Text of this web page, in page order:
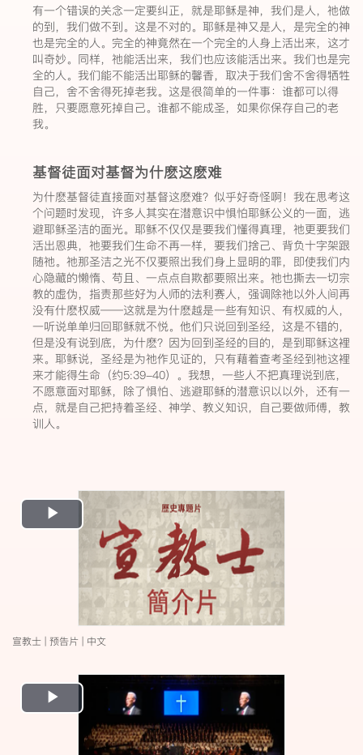
有一个错误的关念一定要纠正，就是耶稣是神，我们是人，祂做
的到，我们做不到。这是不对的。耶稣是神又是人，是完全的神
也是完全的人。完全的神竟然在一个完全的人身上活出来，这才
叫奇妙。同样，祂能活出来，我们也应该能活出来。我们也是完
全的人。我们能不能活出耶稣的馨香，取决于我们舍不舍得牺牲
自己，舍不舍得死掉老我。这是很简单的一件事：谁都可以得
胜，只要愿意死掉自己。谁都不能成圣，如果你保存自己的老
我。
基督徒面对基督为什麽这麽难
为什麽基督徒直接面对基督这麽难？似乎好奇怪啊！我在思考这
个问题时发现，许多人其实在潜意识中惧怕耶稣公义的一面，逃
避耶稣圣洁的面光。耶稣不仅仅是要我们懂得真理，祂更要我们
活出恩典，祂要我们生命不再一样，要我们捨己、背负十字架跟
随祂。祂那圣洁之光不仅要照出我们身上显明的罪，即使我们内
心隐藏的懒惰、苟且、一点点自欺都要照出来。祂也撕去一切宗
教的虚伪，指责那些好为人师的法利赛人，强调除祂以外人间再
没有什麽权威——这就是为什麽越是一些有知识、有权威的人，
一听说单单归回耶稣就不悦。他们只说回到圣经，这是不错的，
但是没有说到底，为什麽？因为回到圣经的目的，是到耶稣这裡
来。耶稣说，圣经是为祂作见证的，只有藉着查考圣经到祂这裡
来才能得生命（约5:39-40）。我想，一些人不把真理说到底，
不愿意面对耶稣，除了惧怕、逃避耶稣的潜意识以以外，还有一
点，就是自己把持着圣经、神学、教义知识，自己要做师傅，教
训人。
Play
Video
宣教士 | 预告片 | 中文
Play
Video